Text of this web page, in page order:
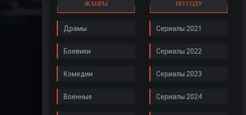
ЖАНРЫ
Драмы
Боевики
Комедии
Военные
ПО ГОДУ
Сериалы 2021
Сериалы 2022
Сериалы 2023
Сериалы 2024